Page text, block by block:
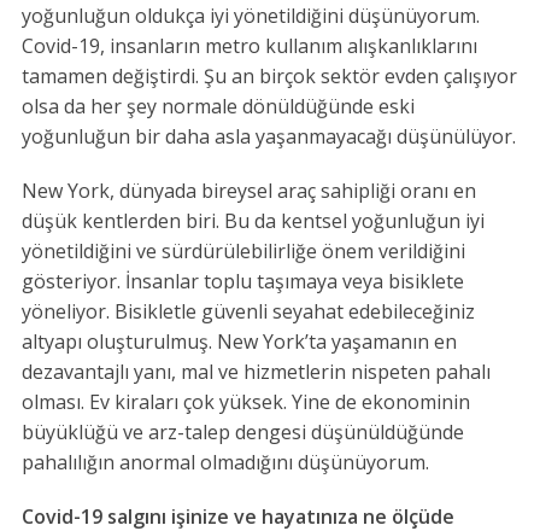
yoğunluğun oldukça iyi yönetildiğini düşünüyorum.
Covid-19, insanların metro kullanım alışkanlıklarını
tamamen değiştirdi. Şu an birçok sektör evden çalışıyor
olsa da her şey normale dönüldüğünde eski
yoğunluğun bir daha asla yaşanmayacağı düşünülüyor.
New York, dünyada bireysel araç sahipliği oranı en
düşük kentlerden biri. Bu da kentsel yoğunluğun iyi
yönetildiğini ve sürdürülebilirliğe önem verildiğini
gösteriyor. İnsanlar toplu taşımaya veya bisiklete
yöneliyor. Bisikletle güvenli seyahat edebileceğiniz
altyapı oluşturulmuş. New York’ta yaşamanın en
dezavantajlı yanı, mal ve hizmetlerin nispeten pahalı
olması. Ev kiraları çok yüksek. Yine de ekonominin
büyüklüğü ve arz-talep dengesi düşünüldüğünde
pahalılığın anormal olmadığını düşünüyorum.
Covid-19 salgını işinize ve hayatınıza ne ölçüde